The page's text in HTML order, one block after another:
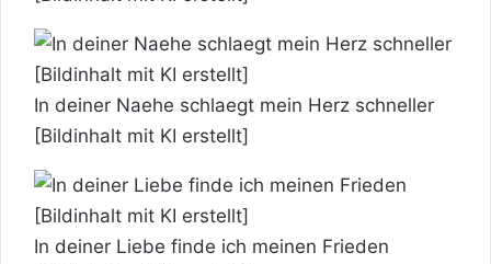
In deiner Naehe schlaegt mein Herz schneller
[Bildinhalt mit KI erstellt]
In deiner Liebe finde ich meinen Frieden